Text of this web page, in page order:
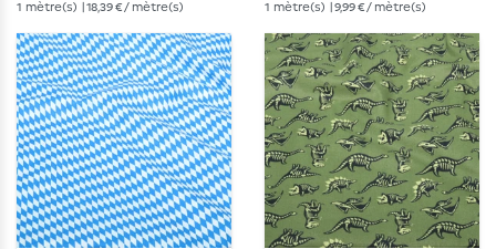
1 mètre(s) | 18,39 € / mètre(s) 1 mètre(s) | 9,99 € / mètre(s)